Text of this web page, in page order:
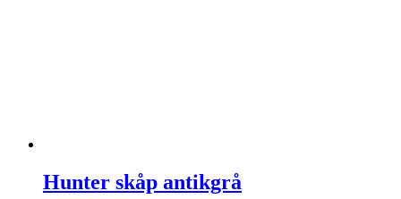
Hunter skåp antikgrå